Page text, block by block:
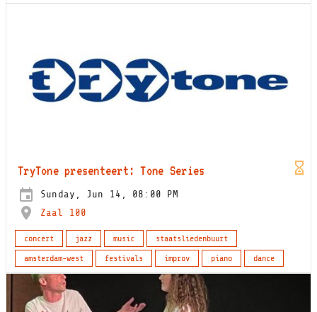
TryTone presenteert: Tone Series
Sunday, Jun 14, 08:00 PM
Zaal 100
concert jazz music
staatsliedenbuurt
amsterdam-west
festivals improv piano dance